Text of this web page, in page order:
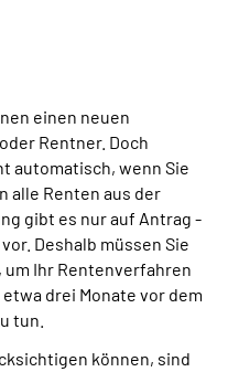
einen neuen
Rentner. Doch
automatisch, wenn Sie
alle Renten aus der
gibt es nur auf Antrag -
Deshalb müssen Sie
Ihr Rentenverfahren
drei Monate vor dem
tun.
können, sind